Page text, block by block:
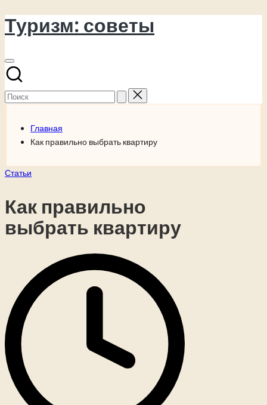
Перейти
к
Туризм: советы
Поиск
для:
Главная
Как правильно выбрать квартиру
Опубликовано
Статьи
Как правильно
выбрать квартиру